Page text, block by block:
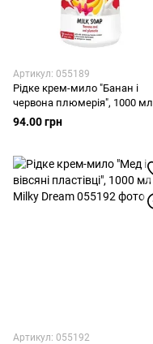
Артикул: 055189
Рідке крем-мило "Банан і
червона плюмерія", 1000 мл
Milky Dream
94.00 грн
Артикул: 055192